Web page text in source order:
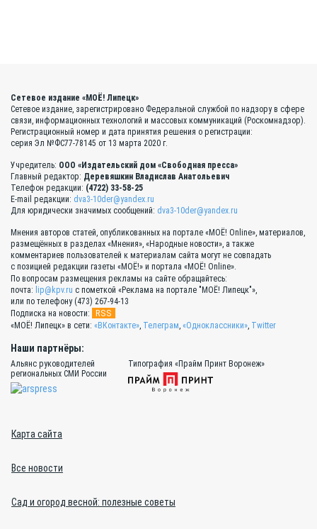
Сетевое издание «МОЁ! Липецк»
Сетевое издание, зарегистрировано Федеральной службой по надзору в сфере
связи, информационных технологий и массовых коммуникаций (Роскомнадзор).
Регистрационный номер и дата принятия решения о регистрации:
серия Эл №ФС77-78145 от 13 марта 2020 г.
Учредитель: ООО «Издательский дом «Свободная пресса»
Главный редактор: Деревяшкин Владислав Анатольевич
Телефон редакции: (4722) 33-58-25
E-mail редакции: dva3-10der@yandex.ru
Для юридически значимых сообщений: dva3-10der@yandex.ru
Мнения авторов статей, опубликованных на портале «МОЁ! Online», материалов,
размещённых в разделах «Мнения», «Народные новости», а также
комментариев пользователей к материалам сайта могут не совпадать
с позицией редакции газеты «МОЁ!» и портала «МОЁ! Online».
По вопросам размещения рекламы на сайте обращайтесь:
почта: lip@kpv.ru с пометкой «Реклама на портале "МОЁ! Липецк"»,
или по телефону (473) 267-94-13
Подписка на новости:
RSS
«МОЁ! Липецк» в сети: «ВКонтакте» Телеграм «Одноклассники» Twitter
Наши партнёры:
Альянс руководителей
региональных СМИ России
Типография «Прайм Принт Воронеж»
Карта сайта
Все новости
Сад и огород весной: полезные советы